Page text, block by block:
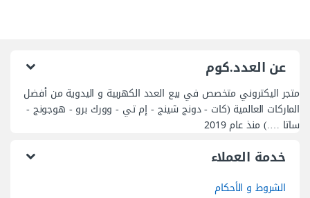
عن العدد.كوم
متجر اليكتروني متخصص في بيع العدد الكهربية و اليدوية من أفضل
الماركات العالمية (كات - دونج شينج - إم تي - وورك برو - هوجونج -
ساتا ….) منذ عام 2019
خدمة العملاء
الشروط و الأحكام